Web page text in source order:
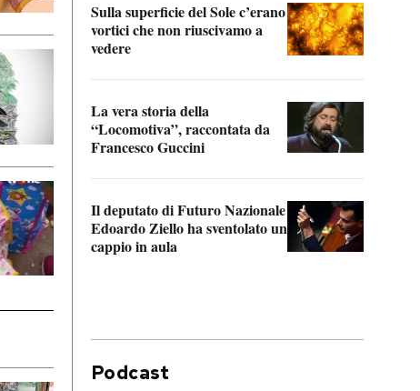
Sulla superficie del Sole c’erano
vortici che non riuscivamo a
vedere
La vera storia della
“Locomotiva”, raccontata da
Francesco Guccini
Il deputato di Futuro Nazionale
Edoardo Ziello ha sventolato un
cappio in aula
Podcast